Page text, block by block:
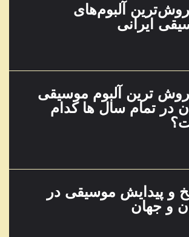
آلبوم‌های
ایرانی
ترین آلبوم موسیقی
در تمام سال ها کدام
و پیدایش موسیقی در
و جهان